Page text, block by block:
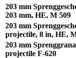
203 mm
203 mm, HE, M 509
203 mm
projectile, 8 in, HE,
203 mm
projectile F-620